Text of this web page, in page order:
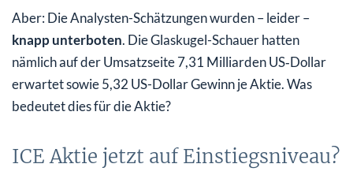
Aber: Die Analysten-Schätzungen wurden – leider –
knapp unterboten. Die Glaskugel-Schauer hatten
nämlich auf der Umsatzseite 7,31 Milliarden US‑Dollar
erwartet sowie 5,32 US-Dollar Gewinn je Aktie. Was
bedeutet dies für die Aktie?
ICE Aktie jetzt auf Einstiegsniveau?